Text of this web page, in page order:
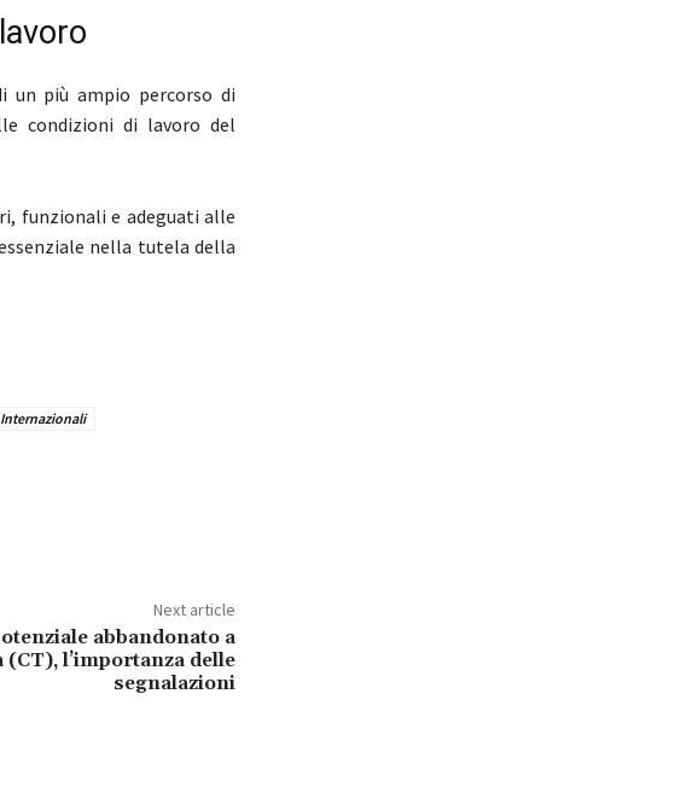
un più ampio percorso di
condizioni di lavoro del
funzionali e adeguati alle
nella tutela della
Next article
abbandonato a
l’importanza delle
segnalazioni